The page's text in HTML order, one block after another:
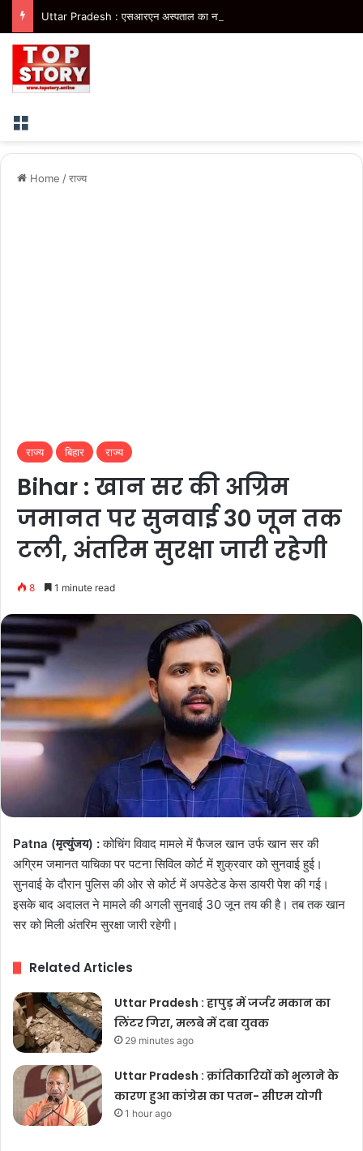
Menu
Home /राज्य
राज्य बिहार राज्य
Bihar : खान सर की अग्रिम
जमानत पर सुनवाई 30 जून तक
टली, अंतरिम सुरक्षा जारी रहेगी
8 1 minute read
Patna (मृत्युंजय) :कोचिंग विवाद मामले में फैजल खान उर्फ खान सर की
अग्रिम जमानत याचिका पर पटना सिविल कोर्ट में शुक्रवार को सुनवाई हुई।
सुनवाई के दौरान पुलिस की ओर से कोर्ट में अपडेटेड केस डायरी पेश की गई।
इसके बाद अदालत ने मामले की अगली सुनवाई 30 जून तय की है। तब तक खान
सर को मिली अंतरिम सुरक्षा जारी रहेगी।
Related Articles
Uttar Pradesh : हापुड़ में जर्जर मकान का
लिंटर गिरा, मलबे में दबा युवक
29 minutes ago
Uttar Pradesh : क्रांतिकारियों को भुलाने के
कारण हुआ कांग्रेस का पतन- सीएम योगी
1 hour ago